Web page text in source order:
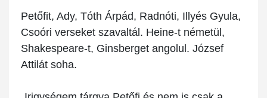
Petőfit, Ady, Tóth Árpád, Radnóti, Illyés Gyula,
Csoóri verseket szavaltál. Heine-t németül,
Shakespeare-t, Ginsberget angolul. József
Attilát soha.